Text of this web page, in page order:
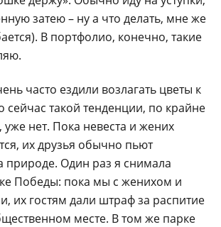
затею – ну а что делать, мне же
В портфолио, конечно, такие
часто ездили возлагать цветы к
сейчас такой тенденции, по крайне
нет. Пока невеста и жених
их друзья обычно пьют
природе. Один раз я снимала
Победы: пока мы с женихом и
их гостям дали штраф за распитие
месте. В том же парке